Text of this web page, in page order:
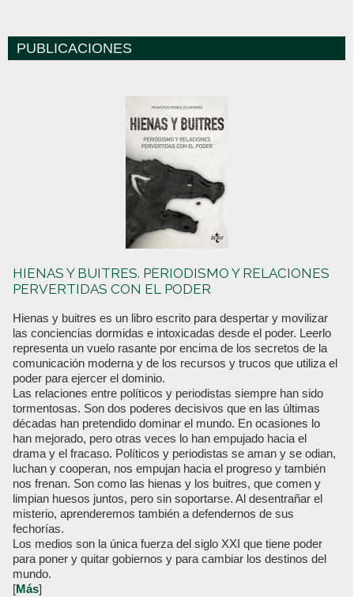
PUBLICACIONES
HIENAS Y BUITRES. PERIODISMO Y RELACIONES
PERVERTIDAS CON EL PODER
Hienas y buitres es un libro escrito para despertar y movilizar
las conciencias dormidas e intoxicadas desde el poder. Leerlo
representa un vuelo rasante por encima de los secretos de la
comunicación moderna y de los recursos y trucos que utiliza el
poder para ejercer el dominio.
Las relaciones entre políticos y periodistas siempre han sido
tormentosas. Son dos poderes decisivos que en las últimas
décadas han pretendido dominar el mundo. En ocasiones lo
han mejorado, pero otras veces lo han empujado hacia el
drama y el fracaso. Políticos y periodistas se aman y se odian,
luchan y cooperan, nos empujan hacia el progreso y también
nos frenan. Son como las hienas y los buitres, que comen y
limpian huesos juntos, pero sin soportarse. Al desentrañar el
misterio, aprenderemos también a defendernos de sus
fechorías.
Los medios son la única fuerza del siglo XXI que tiene poder
para poner y quitar gobiernos y para cambiar los destinos del
mundo.
[Más]